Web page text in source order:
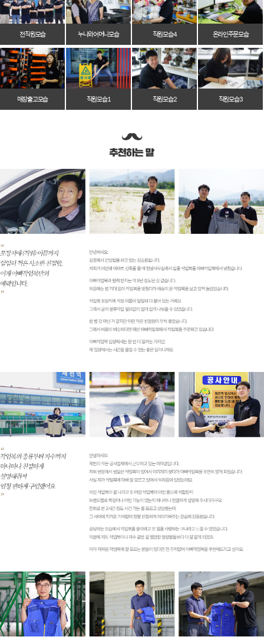
전 직원 모습 누나와 어머니 모습 직원 모습 4 온라인 주문 모습
매장 출고 모습 직원 모습 1 직원 모습 2 직원 모습 3